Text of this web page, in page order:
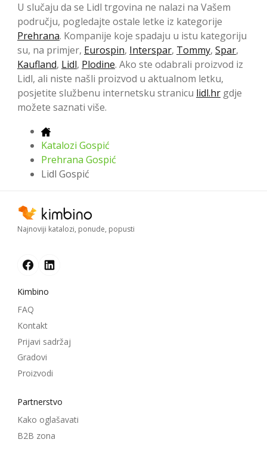
U slučaju da se Lidl trgovina ne nalazi na Vašem
području, pogledajte ostale letke iz kategorije
Prehrana. Kompanije koje spadaju u istu kategoriju
su, na primjer, Eurospin, Interspar, Tommy, Spar,
Kaufland, Lidl, Plodine. Ako ste odabrali proizvod iz
Lidl, ali niste našli proizvod u aktualnom letku,
posjetite službenu internetsku stranicu lidl.hr gdje
možete saznati više.
Katalozi Gospić
Prehrana Gospić
Lidl Gospić
Najnoviji katalozi, ponude, popusti
Kimbino
FAQ
Kontakt
Prijavi sadržaj
Gradovi
Proizvodi
Partnerstvo
Kako oglašavati
B2B zona